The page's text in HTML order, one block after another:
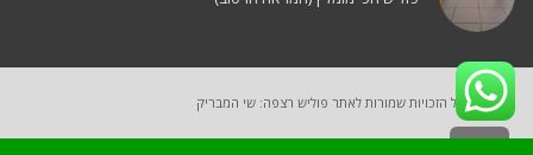
2025 (C) כל הזכויות שמורות לאתר פוליש רצפה: שי המבריק